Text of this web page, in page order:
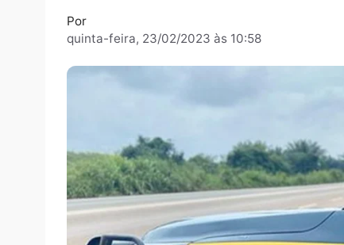
quinta-feira, 23/02/2023 às 10:58